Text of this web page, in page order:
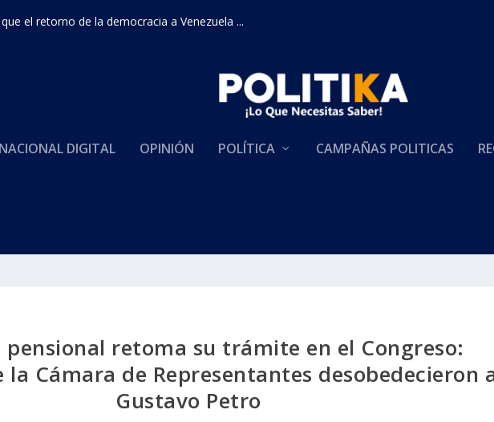
el retorno de la democracia a Venezuela ...
DIGITAL OPINIÓN POLÍTICA CAMPAÑAS POLITICAS
pensional retoma su trámite en el Congreso:
la Cámara de Representantes desobedecieron
Gustavo Petro